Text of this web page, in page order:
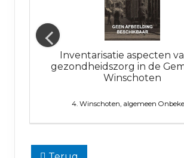
Inventarisatie aspecten
gezondheidszorg in de
Winschoten
4. Winschoten, algemeen